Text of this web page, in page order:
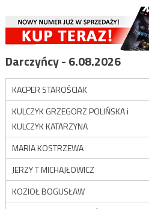
Darczyńcy - 6.08.2026
KACPER STAROŚCIAK
KULCZYK GRZEGORZ POLIŃSKA i
KULCZYK KATARZYNA
MARIA KOSTRZEWA
JERZY T MICHAJŁOWICZ
KOZIOŁ BOGUSŁAW